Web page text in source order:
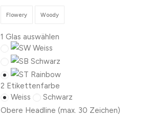
Flowery Woody
1 Glas auswählen
Weiss
Schwarz
Rainbow
2 Etikettenfarbe
Weiss
Schwarz
Obere Headline (max. 30 Zeichen)